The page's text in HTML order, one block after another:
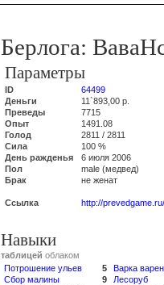
Берлога:
Параметры
ID
64499
Деньги
11`893,00 р.
Преведы
7715
Опыт
1491.08
Голод
2811 / 2811
Сила
100 %
День ражденья
6 июля 2006
Пол
male (медвед)
Брак
не женат
Ссылка http://
Навыки
таблицей облаком
Потрошение ульев
5
Сбор малины
9
Варка
Лесоруб